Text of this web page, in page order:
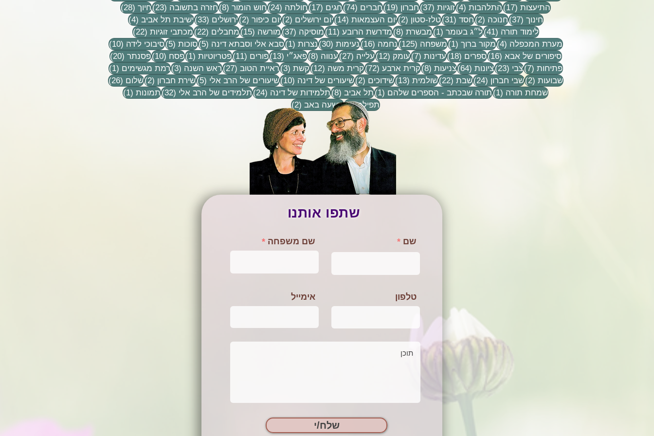
התיעצות (17) 17 פוסטים
התלהבות (4) 4 פוסטיםזוגיות (37) 37 פוסטים
חברון (19) 19 פוסטים
חברים (74) 74 פוסטים
חגים (17) 17 פוסטים
חולתה (24) 24 פוסטים
חוש הומור (8) 8 פוסטיםחזרה בתשובה (23) 23 פוסטים
חיוך (28)
28 פוסטים
חינוך (37) 37 פוסטים
חנוכה (2) 2 פוסטיםחסד (31) 31 פוסטים
טלז-סטון (2) 2 פוסטיםיום העצמאות (14) 14 פוסטים
יום ירושלים (2) 2 פוסטיםיום כיפור (2) 2 פוסטיםירושלים (33) 33 פוסטים
ישיבת תל אביב (4)
4 פוסטים
לימוד תורה (41) 41 פוסטים
ל״ג בעומר (1) פוסט 1
מבשרת (8) 8 פוסטיםמדרשת הרובע (11) 11 פוסטים
מוסיקה (37) 37 פוסטים
מורשה (15) 15 פוסטים
מחבלים (22) 22 פוסטים
מכתבי זוגיות (22)
22 פוסטים
מערת המכפלה (4) 4 פוסטיםמקור ברוך (1) פוסט 1
משפחה (125) 125 פוסטים
נחמה (16) 16 פוסטים
נעימות (30) 30 פוסטים
נצרות (1) פוסט 1
סבא אלי וסבתא דינה (5) 5 פוסטיםסוכות (5) 5 פוסטיםסיבוכי לידה (10)
10 פוסטים
סיפורים של אבא (16) 16 פוסטים
ספרים (18) 18 פוסטים
עדינות (7) 7 פוסטיםעומק (12) 12 פוסטים
עלייה (27) 27 פוסטים
ענווה (8) 8 פוסטיםפאג״י (13) 13 פוסטים
פורים (11) 11 פוסטים
פטריוטיות (1) פוסט 1
פסח (10) 10 פוסטים
פסנתר (20)
20 פוסטים
פתיחות (7) 7 פוסטיםצבי (23) 23 פוסטים
ציונות (64) 64 פוסטים
צניעות (8) 8 פוסטיםקרית ארבע (72) 72 פוסטים
קרית משה (12) 12 פוסטים
קשת (3) 3 פוסטיםראיית הטוב (27) 27 פוסטים
ראש השנה (3) 3 פוסטיםרמת מגשימים (1)
פוסט 1
שבועות (2) 2 פוסטיםשבי חברון (24) 24 פוסטים
שבת (22) 22 פוסטים
שולמית (13) 13 פוסטים
שידוכים (2) 2 פוסטיםשיעורים של דינה (10) 10 פוסטים
שיעורים של הרב אלי (5) 5 פוסטיםשירת חברון (2) 2 פוסטיםשלום (26)
26 פוסטים
שמחת תורה (1) פוסט 1
תורה שבכתב - הספרים שלהם (1) פוסט 1
תל אביב (8) 8 פוסטיםתלמידות של דינה (24) 24 פוסטים
תלמידים של הרב אלי (32) 32 פוסטים
תמונות (1)
פוסט 1
תפילה (9) 9 פוסטיםתשעה באב (2) 2 פוסטים
שתפו אותנו
שם משפחה שם
אימייל טלפון
שלח/י